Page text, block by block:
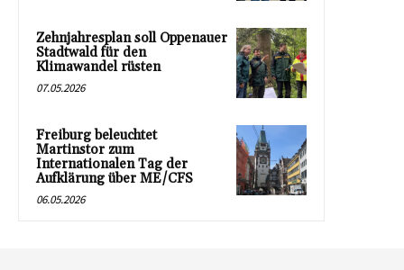
Zehnjahresplan soll Oppenauer
Stadtwald für den
Klimawandel rüsten
07.05.2026
Freiburg beleuchtet
Martinstor zum
Internationalen Tag der
Aufklärung über ME/CFS
06.05.2026